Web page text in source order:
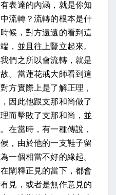
表達的內涵，就是你知
流轉？流轉的根本是什
候，對方遠遠的看到這
，並且往上豎立起來。
們之所以會流轉，就是
。當蓮花戒大師看到這
方實際上是了解正理，
因此他跟支那和尚做了
而擊敗了支那和尚，並
在當時，有一種傳說，
，由於他的一支鞋子留
一個相當不好的緣起。
闡釋正見的當下，都會
見，或者是無作意見的